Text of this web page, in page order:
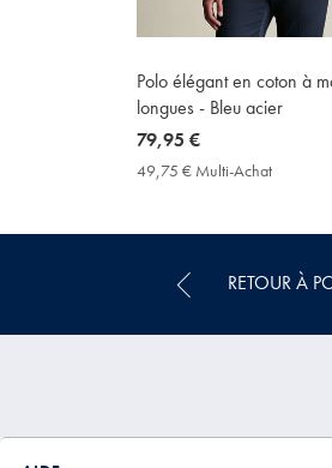
Polo élégant en coton à
longues - Bleu acier
now
79,95
79,95 €
49,75 € Multi-Achat
Achat
RETOUR À